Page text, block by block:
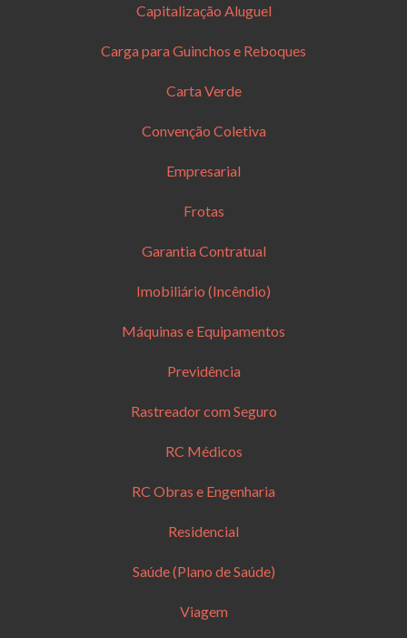
Capitalização Aluguel
Carga para Guinchos e Reboques
Carta Verde
Convenção Coletiva
Empresarial
Frotas
Garantia Contratual
Imobiliário (Incêndio)
Máquinas e Equipamentos
Previdência
Rastreador com Seguro
RC Médicos
RC Obras e Engenharia
Residencial
Saúde (Plano de Saúde)
Viagem